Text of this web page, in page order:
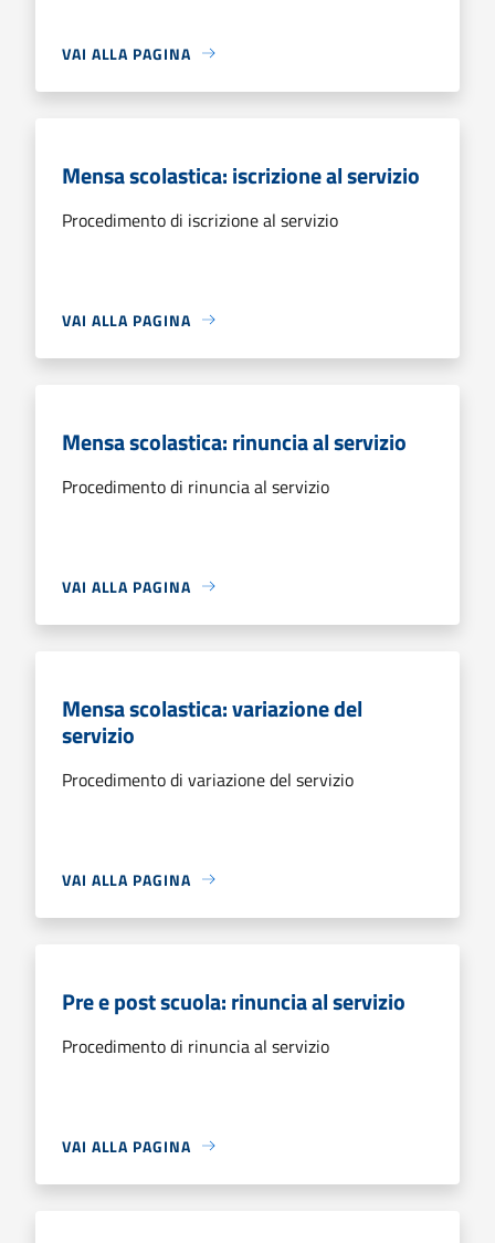
VAI ALLA PAGINA
Mensa scolastica: iscrizione al servizio
Procedimento di iscrizione al servizio
VAI ALLA PAGINA
Mensa scolastica: rinuncia al servizio
Procedimento di rinuncia al servizio
VAI ALLA PAGINA
Mensa scolastica: variazione del
servizio
Procedimento di variazione del servizio
VAI ALLA PAGINA
Pre e post scuola: rinuncia al servizio
Procedimento di rinuncia al servizio
VAI ALLA PAGINA